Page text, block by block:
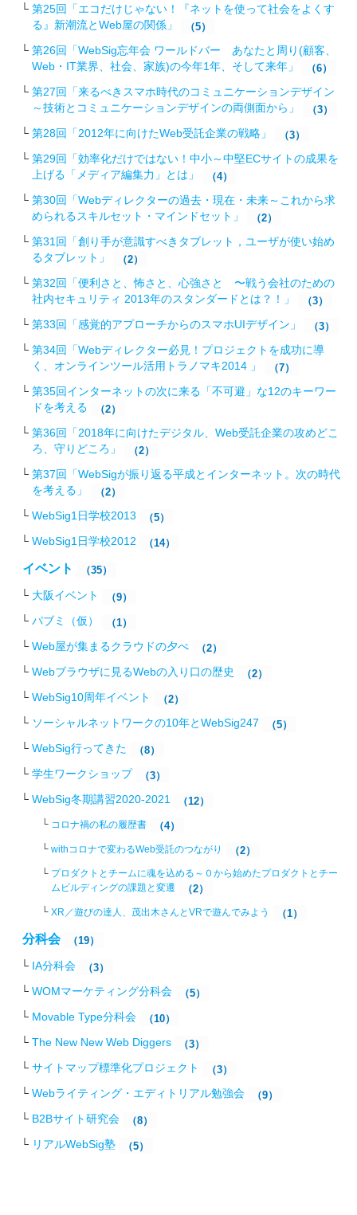
第25回「エコだけじゃない！『ネットを使って社会をよくす
る』新潮流とWeb屋の関係」
（5）
第26回「WebSig忘年会 ワールドバー あなたと周り(顧客、
Web・IT業界、社会、家族)の今年1年、そして来年」
（6）
第27回「来るべきスマホ時代のコミュニケーションデザイン
～技術とコミュニケーションデザインの両側面から」
（3）
第28回「2012年に向けたWeb受託企業の戦略 」 （3）
第29回「効率化だけではない！中小～中堅ECサイトの成果を
上げる「メディア編集力」とは」
（4）
第30回「Webディレクターの過去・現在・未来～これから求
められるスキルセット・マインドセット」
（2）
第31回「創り手が意識すべきタブレット，ユーザが使い始め
るタブレット」
（2）
第32回「便利さと、怖さと、心強さと 〜戦う会社のための
社内セキュリティ 2013年のスタンダードとは？！」
（3）
第33回「感覚的アプローチからのスマホUIデザイン」 （3）
第34回「Webディレクター必見！プロジェクトを成功に導
く、オンラインツール活用トラノマキ2014 」
（7）
第35回インターネットの次に来る「不可避」な12のキーワー
ドを考える
（2）
第36回「2018年に向けたデジタル、Web受託企業の攻めどこ
ろ、守りどころ」
（2）
第37回「WebSigが振り返る平成とインターネット。次の時代
を考える」
（2）
WebSig1日学校2013 （5）
WebSig1日学校2012 （14）
イベント （35）
大阪イベント （9）
パブミ（仮） （1）
Web屋が集まるクラウドの夕べ （2）
Webブラウザに見るWebの入り口の歴史 （2）
WebSig10周年イベント （2）
ソーシャルネットワークの10年とWebSig247 （5）
WebSig行ってきた （8）
学生ワークショップ （3）
WebSig冬期講習2020-2021 （12）
コロナ禍の私の履歴書 （4）
withコロナで変わるWeb受託のつながり （2）
プロダクトとチームに魂を込める～０から始めたプロダクトとチー
ムビルディングの課題と変遷
（2）
XR／遊びの達人、茂出木さんとVRで遊んでみよう （1）
分科会 （19）
IA分科会 （3）
WOMマーケティング分科会 （5）
Movable Type分科会 （10）
The New New Web Diggers （3）
サイトマップ標準化プロジェクト （3）
Webライティング・エディトリアル勉強会 （9）
B2Bサイト研究会 （8）
リアルWebSig塾 （5）